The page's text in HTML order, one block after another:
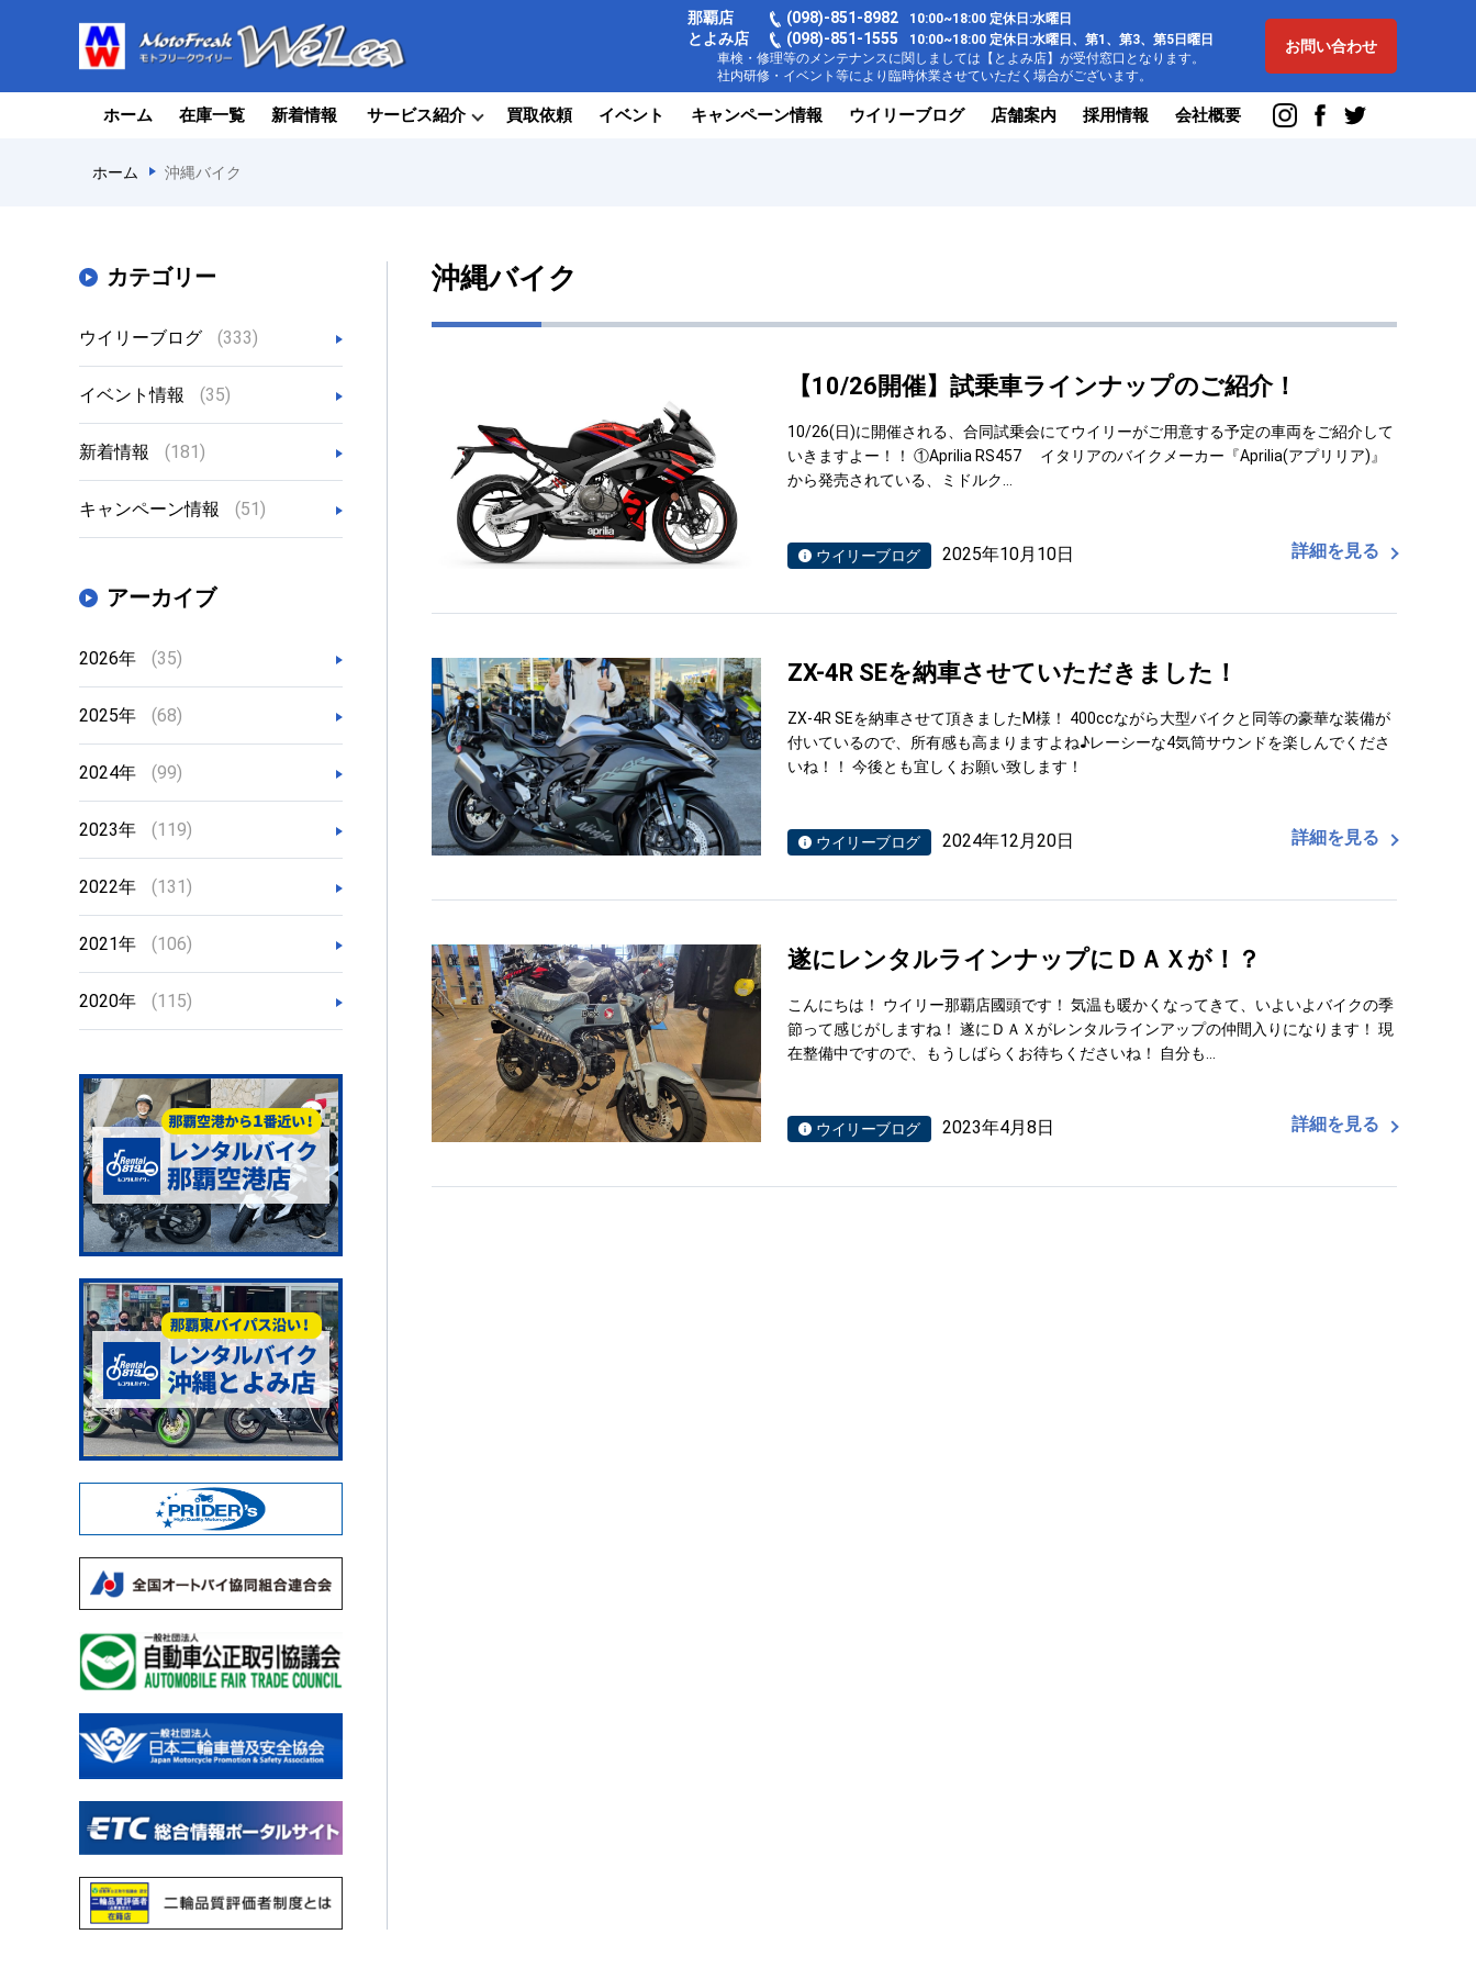
那覇店 (098)-851-8982 10:00~18:00 定休日:水曜日
とよみ店 (098)-851-1555
10:00~18:00 定休日:水曜日、第1、第3、第5日曜日
車検・修理等のメンテナンスに関しましては【とよみ店】が受付窓口となります。
社内研修・イベント等により臨時休業させていただく場合がございます。
お問い合わせ
ホーム 在庫一覧 新着情報 サービス紹介 買取依頼 イベント キャンペーン情報 ウイリーブログ 店舗案内 採用情報 会社概要
ホーム 沖縄バイク
カテゴリー
ウイリーブログ (333)
イベント情報 (35)
新着情報 (181)
キャンペーン情報 (51)
アーカイブ
2026年 (35)
2025年 (68)
2024年 (99)
2023年 (119)
2022年 (131)
2021年 (106)
2020年 (115)
沖縄バイク
【10/26開催】試乗車ラインナップのご紹介！
10/26(日)に開催される、合同試乗会にてウイリーがご用意する予定の車両をご紹介して
いきますよー！！ ①Aprilia RS457 イタリアのバイクメーカー『Aprilia(アプリリア)』
から発売されている、ミドルク…
ウイリーブログ 2025年10月10日 詳細を見る
ZX-4R SEを納車させていただきました！
ZX-4R SEを納車させて頂きましたM様！ 400ccながら大型バイクと同等の豪華な装備が
付いているので、所有感も高まりますよね♪レーシーな4気筒サウンドを楽しんでくださ
いね！！ 今後とも宜しくお願い致します！
ウイリーブログ 2024年12月20日 詳細を見る
遂にレンタルラインナップにＤＡＸが！？
こんにちは！ ウイリー那覇店國頭です！ 気温も暖かくなってきて、いよいよバイクの季
節って感じがしますね！ 遂にＤＡＸがレンタルラインアップの仲間入りになります！ 現
在整備中ですので、もうしばらくお待ちくださいね！ 自分も…
ウイリーブログ 2023年4月8日 詳細を見る